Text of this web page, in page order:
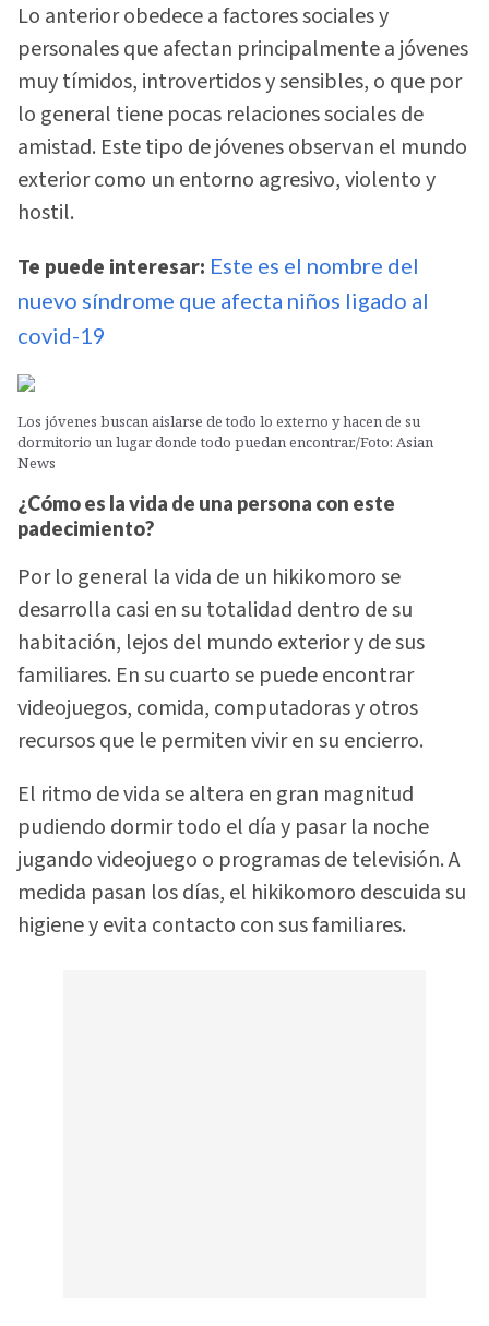
Lo anterior obedece a factores sociales y
personales que afectan principalmente a jóvenes
muy tímidos, introvertidos y sensibles, o que por
lo general tiene pocas relaciones sociales de
amistad. Este tipo de jóvenes observan el mundo
exterior como un entorno agresivo, violento y
hostil.
Te puede interesar: Este es el nombre del
nuevo síndrome que afecta niños ligado al
covid-19
Los jóvenes buscan aislarse de todo lo externo y hacen de su
dormitorio un lugar donde todo puedan encontrar./Foto: Asian
News
¿Cómo es la vida de una persona con este
padecimiento?
Por lo general la vida de un hikikomoro se
desarrolla casi en su totalidad dentro de su
habitación, lejos del mundo exterior y de sus
familiares. En su cuarto se puede encontrar
videojuegos, comida, computadoras y otros
recursos que le permiten vivir en su encierro.
El ritmo de vida se altera en gran magnitud
pudiendo dormir todo el día y pasar la noche
jugando videojuego o programas de televisión. A
medida pasan los días, el hikikomoro descuida su
higiene y evita contacto con sus familiares.